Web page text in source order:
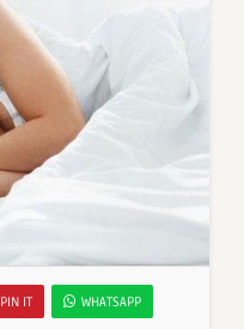
PIN IT WHATSAPP